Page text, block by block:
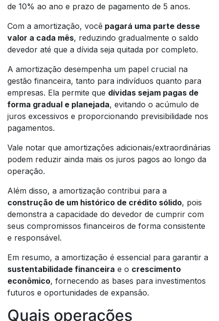
de 10% ao ano e prazo de pagamento de 5 anos.
Com a amortização, você pagará uma parte desse
valor a cada mês, reduzindo gradualmente o saldo
devedor até que a dívida seja quitada por completo.
A amortização desempenha um papel crucial na
gestão financeira, tanto para indivíduos quanto para
empresas. Ela permite que dívidas sejam pagas de
forma gradual e planejada, evitando o acúmulo de
juros excessivos e proporcionando previsibilidade nos
pagamentos.
Vale notar que amortizações adicionais/extraordinárias
podem reduzir ainda mais os juros pagos ao longo da
operação.
Além disso, a amortização contribui para a
construção de um histórico de crédito sólido, pois
demonstra a capacidade do devedor de cumprir com
seus compromissos financeiros de forma consistente
e responsável.
Em resumo, a amortização é essencial para garantir a
sustentabilidade financeira e o crescimento
econômico, fornecendo as bases para investimentos
futuros e oportunidades de expansão.
Quais operações